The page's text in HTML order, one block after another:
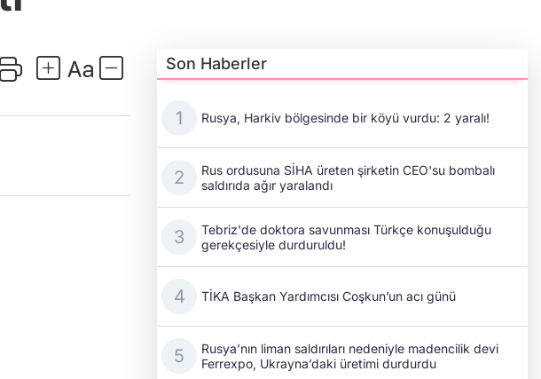
Son Haberler
Rusya, Harkiv bölgesinde bir köyü vurdu: 2 yaralı!
Rus ordusuna SİHA üreten şirketin CEO'su bombalı
saldırıda ağır yaralandı
Tebriz'de doktora savunması Türkçe konuşulduğu
gerekçesiyle durduruldu!
TİKA Başkan Yardımcısı Coşkun’un acı günü
Rusya’nın liman saldırıları nedeniyle madencilik devi
Ferrexpo, Ukrayna’daki üretimi durdurdu